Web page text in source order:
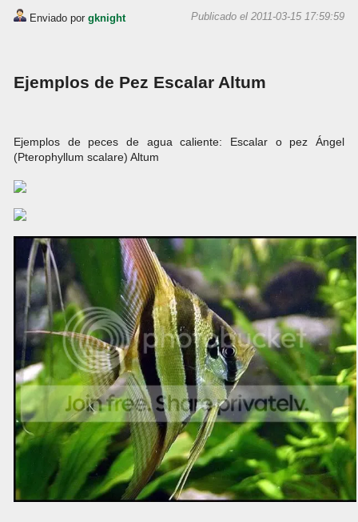
Enviado por gknight Publicado el 2011-03-15 17:59:59
Ejemplos de Pez Escalar Altum
Ejemplos de peces de agua caliente: Escalar o pez Ángel
(Pterophyllum scalare) Altum